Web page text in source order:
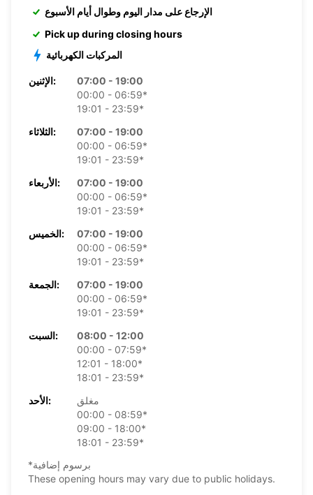
الإرجاع على مدار اليوم وطوال أيام الأسبوع
Pick up during closing hours
المركبات الكهربائية
الإثنين:
07:00 - 19:00
00:00 - 06:59*
19:01 - 23:59*
الثلاثاء:
07:00 - 19:00
00:00 - 06:59*
19:01 - 23:59*
الأربعاء:
07:00 - 19:00
00:00 - 06:59*
19:01 - 23:59*
الخميس:
07:00 - 19:00
00:00 - 06:59*
19:01 - 23:59*
الجمعة:
07:00 - 19:00
00:00 - 06:59*
19:01 - 23:59*
السبت:
08:00 - 12:00
00:00 - 07:59*
12:01 - 18:00*
18:01 - 23:59*
الأحد:
مغلق
00:00 - 08:59*
09:00 - 18:00*
18:01 - 23:59*
*برسوم إضافية
These opening hours may vary due to public holidays.